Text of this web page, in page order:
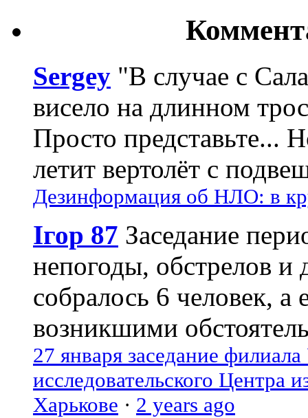
Sergey "В случае с
висело на длинном
Просто представьте...
летит вертолёт с
Дезинформация об НЛО: в
Ігор 87 Заседание
непогоды, обстрелов и
собралось 6 человек, а
возникшими
27 января заседание
исследовательского Центра
Харькове · 2 years ago